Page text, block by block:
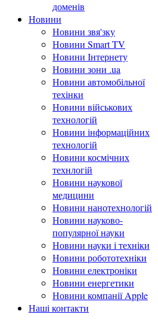
доменів
Новини
Новини звя'зку
Новини Smart TV
Новини Інтернету
Новини зони .ua
Новини автомобільної
техінки
Новини військових
технологій
Новини інформаційних
технологій
Новини космічних
технлогій
Новини наукової
медицини
Новини нанотехнологій
Новини науково-
популярної науки
Новини науки і техніки
Новини робототехніки
Новини електроніки
Новини енергетики
Новини компанії Apple
Наші контакти